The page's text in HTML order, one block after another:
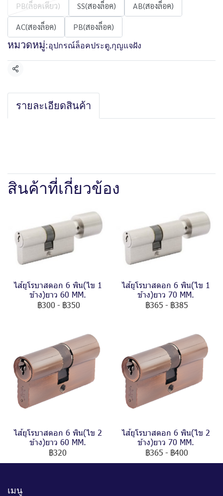
PB(ล็อคเดียว)
SS(สองล็อค)
AB(สองล็อค)
AC(สองล็อค)
PB(สองล็อค)
หมวดหมู่:อุปกรณ์ล็อคประตู,กุญแจฝัง
แชร์
รายละเอียดสินค้า
สินค้าที่เกี่ยวข้อง
ไส้ยูโรบาสดอก 6 พิน(ไข 1
ข้าง)ยาว 60 MM.
฿300 - ฿350
ไส้ยูโรบาสดอก 6 พิน(ไข 1
ข้าง)ยาว 70 MM.
฿365 - ฿385
ไส้ยูโรบาสดอก 6 พิน(ไข 2
ข้าง)ยาว 60 MM.
฿320
ไส้ยูโรบาสดอก 6 พิน(ไข 2
ข้าง)ยาว 70 MM.
฿365 - ฿400
เมนู